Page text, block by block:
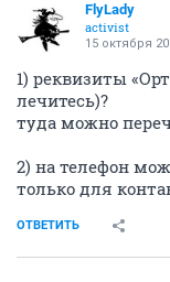
FlyLady
activist
15 октября
1) реквизиты
лечитесь)?
туда можно
2) на телефон
только для
ОТВЕТИТЬ